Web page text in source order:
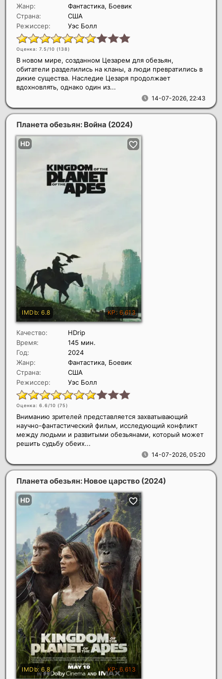
Жанр:
Фантастика, Боевик
Страна:
США
Режиссер:
Уэс Болл
Оценка: 7.5/10 (138)
14-07-2026, 22:43
В новом мире, созданном Цезарем для обезьян,
обитатели разделились на кланы, а люди превратились в
дикие существа. Наследие Цезаря продолжает
вдохновлять, однако один из...
Планета обезьян: Война (2024)
Качество:
HDrip
Время:
145 мин.
Год:
2024
Жанр:
Фантастика, Боевик
Страна:
США
Режиссер:
Уэс Болл
Оценка: 6.6/10 (75)
14-07-2026, 05:20
Вниманию зрителей представляется захватывающий
научно-фантастический фильм, исследующий конфликт
между людьми и развитыми обезьянами, который может
решить судьбу обеих...
Планета обезьян: Новое царство (2024)